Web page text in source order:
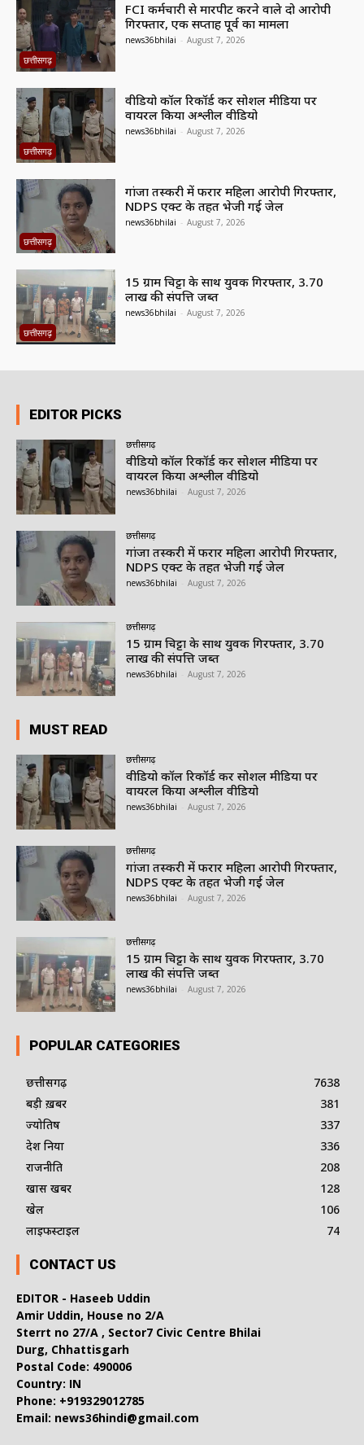
छत्तीसगढ़
FCI कर्मचारी से मारपीट करने वाले दो आरोपी
गिरफ्तार, एक सप्ताह पूर्व का मामला
news36bhilai - August 7, 2026
छत्तीसगढ़
वीडियो कॉल रिकॉर्ड कर सोशल मीडिया पर
वायरल किया अश्लील वीडियो
news36bhilai - August 7, 2026
छत्तीसगढ़
गांजा तस्करी में फरार महिला आरोपी गिरफ्तार,
NDPS एक्ट के तहत भेजी गई जेल
news36bhilai - August 7, 2026
छत्तीसगढ़
15 ग्राम चिट्टा के साथ युवक गिरफ्तार, 3.70
लाख की संपत्ति जब्त
news36bhilai - August 7, 2026
EDITOR PICKS
छत्तीसगढ़
वीडियो कॉल रिकॉर्ड कर सोशल मीडिया पर
वायरल किया अश्लील वीडियो
news36bhilai August 7, 2026
छत्तीसगढ़
गांजा तस्करी में फरार महिला आरोपी गिरफ्तार,
NDPS एक्ट के तहत भेजी गई जेल
news36bhilai August 7, 2026
छत्तीसगढ़
15 ग्राम चिट्टा के साथ युवक गिरफ्तार, 3.70
लाख की संपत्ति जब्त
news36bhilai August 7, 2026
MUST READ
छत्तीसगढ़
वीडियो कॉल रिकॉर्ड कर सोशल मीडिया पर
वायरल किया अश्लील वीडियो
news36bhilai August 7, 2026
छत्तीसगढ़
गांजा तस्करी में फरार महिला आरोपी गिरफ्तार,
NDPS एक्ट के तहत भेजी गई जेल
news36bhilai August 7, 2026
छत्तीसगढ़
15 ग्राम चिट्टा के साथ युवक गिरफ्तार, 3.70
लाख की संपत्ति जब्त
news36bhilai August 7, 2026
POPULAR CATEGORIES
छत्तीसगढ़
7638
बड़ी ख़बर
381
ज्योतिष
337
देश दुनिया
336
राजनीति
208
खास खबर
128
खेल
106
लाइफस्टाइल
74
CONTACT US
EDITOR - Haseeb Uddin
Amir Uddin, House no 2/A
Sterrt no 27/A , Sector7 Civic Centre Bhilai
Durg, Chhattisgarh
Postal Code: 490006
Country: IN
Phone: +919329012785
Email: news36hindi@gmail.com